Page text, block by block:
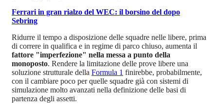
Ferrari in gran rialzo del WEC: il borsino del dopo
Sebring
Ridurre il tempo a disposizione delle squadre nelle libere, prima
di correre in qualifica e in regime di parco chiuso, aumenta il
fattore "imperfezione" nella messa a punto della
monoposto. Rendere la limitazione delle prove libere una
soluzione strutturale della Formula 1 finirebbe, probabilmente,
con il cambiare poco per quelle squadre già con sistemi di
simulazione molto avanzati nella definizione delle basi di
partenza degli assetti.